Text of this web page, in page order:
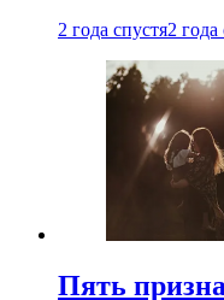
2 года спустя2 года
Пять